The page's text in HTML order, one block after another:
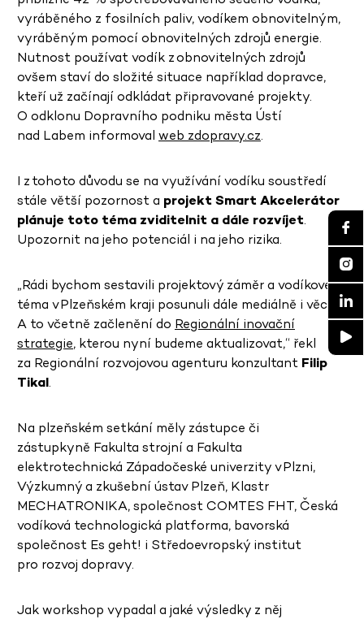
vyráběného z fosilních paliv, vodíkem obnovitelným,
vyráběným pomocí obnovitelných zdrojů energie.
Nutnost používat vodík z obnovitelných zdrojů
ovšem staví do složité situace například dopravce,
kteří už začínají odkládat připravované projekty.
O odklonu Dopravního podniku města Ústí
nad Labem informoval web zdopravy.cz.
I z tohoto důvodu se na využívání vodíku soustředí
stále větší pozornost a projekt Smart Akcelerátor
plánuje toto téma zviditelnit a dále rozvíjet.
Upozornit na jeho potenciál i na jeho rizika.
„Rádi bychom sestavili projektový záměr a vodíkové
téma v Plzeňském kraji posunuli dále mediálně i věcně.
A to včetně začlenění do Regionální inovační
strategie, kterou nyní budeme aktualizovat,“ řekl
za Regionální rozvojovou agenturu konzultant Filip
Tikal.
Na plzeňském setkání měly zástupce či
zástupkyně Fakulta strojní a Fakulta
elektrotechnická Západočeské univerzity v Plzni,
Výzkumný a zkušební ústav Plzeň, Klastr
MECHATRONIKA, společnost COMTES FHT, Česká
vodíková technologická platforma, bavorská
společnost Es geht! i Středoevropský institut
pro rozvoj dopravy.
Jak workshop vypadal a jaké výsledky z něj